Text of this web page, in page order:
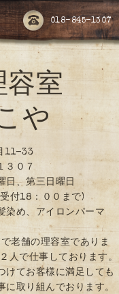
018-845-1307
容室
や
丁目11-33
０７
、第三日曜日
付18：００まで)
め、アイロンパーマ
老舗の理容室でありま
人で仕事しております。
けてお客様に満足しても
取り組んでおります。